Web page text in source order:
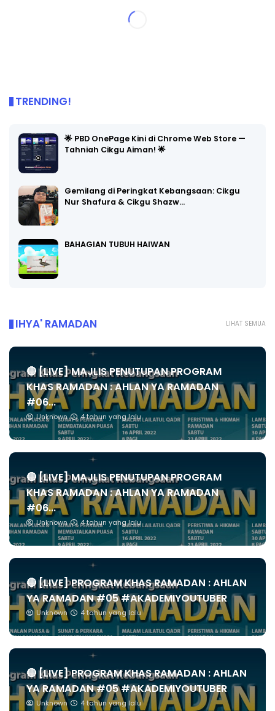
TRENDING!
🌟 PBD OnePage Kini di Chrome Web Store —
Tahniah Cikgu Aiman! 🌟
Gemilang di Peringkat Kebangsaan: Cikgu
Nur Shafura & Cikgu Shazw…
BAHAGIAN TUBUH HAIWAN
LIHAT SEMUA
IHYA' RAMADAN
🔴 [LIVE] MAJLIS PENUTUPAN PROGRAM
KHAS RAMADAN : AHLAN YA RAMADAN
#06...
Unknown 4 tahun yang lalu
🔴 [LIVE] MAJLIS PENUTUPAN PROGRAM
KHAS RAMADAN : AHLAN YA RAMADAN
#06...
Unknown 4 tahun yang lalu
🔴 [LIVE] PROGRAM KHAS RAMADAN : AHLAN
YA RAMADAN #05 #AKADEMIYOUTUBER
Unknown 4 tahun yang lalu
🔴 [LIVE] PROGRAM KHAS RAMADAN : AHLAN
YA RAMADAN #05 #AKADEMIYOUTUBER
Unknown 4 tahun yang lalu